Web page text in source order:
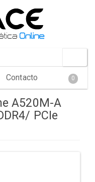
Contacto 0
A520M-A
PCIe